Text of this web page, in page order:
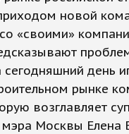
новой
«своими»
сегодняшний день
рынке
возглавляет
Москвы Елена